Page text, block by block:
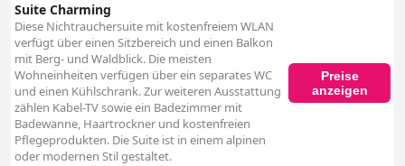
Suite Charming
Diese Nichtrauchersuite mit kostenfreiem WLAN
verfügt über einen Sitzbereich und einen Balkon
mit Berg- und Waldblick. Die meisten
Wohneinheiten verfügen über ein separates WC
und einen Kühlschrank. Zur weiteren Ausstattung
zählen Kabel-TV sowie ein Badezimmer mit
Badewanne, Haartrockner und kostenfreien
Pflegeprodukten. Die Suite ist in einem alpinen
oder modernen Stil gestaltet.
Preise
anzeigen